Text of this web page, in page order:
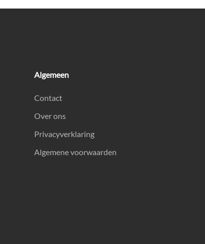
Algemeen
Contact
Over ons
Privacyverklaring
Algemene voorwaarden